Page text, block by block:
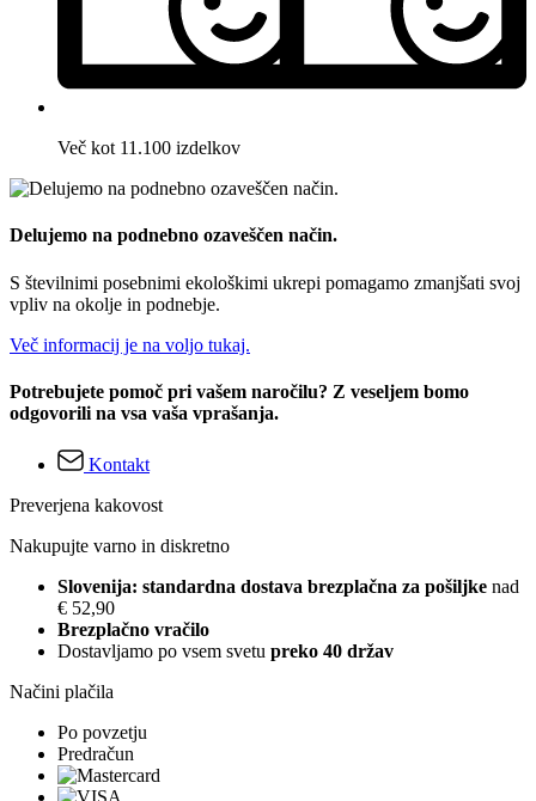
Več kot 11.100 izdelkov
Delujemo na podnebno ozaveščen način.
S številnimi posebnimi ekološkimi ukrepi pomagamo zmanjšati svoj
vpliv na okolje in podnebje.
Več informacij je na voljo tukaj.
Potrebujete pomoč pri vašem naročilu? Z veseljem bomo
odgovorili na vsa vaša vprašanja.
Kontakt
Preverjena kakovost
Nakupujte varno in diskretno
Slovenija: standardna dostava brezplačna za pošiljke nad
€ 52,90
Brezplačno vračilo
Dostavljamo po vsem svetu preko 40 držav
Načini plačila
Po povzetju
Predračun